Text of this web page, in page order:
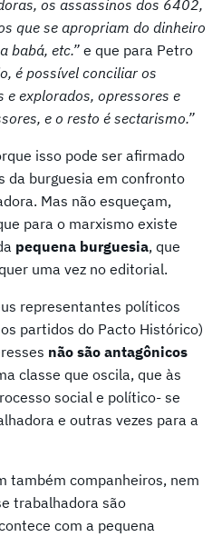
os assassinos dos 6402,
que se apropriam do dinheiro
babá, etc.” e que para Petro
é possível conciliar os
e explorados, opressores e
e o resto é sectarismo.”
isso pode ser afirmado
da burguesia em confronto
Mas não esqueçam,
para o marxismo existe
pequena burguesia, que
uma vez no editorial.
representantes políticos
partidos do Pacto Histórico)
não são antagônicos
classe que oscila, que às
social e político- se
e outras vezes para a
também companheiros, nem
trabalhadora são
com a pequena